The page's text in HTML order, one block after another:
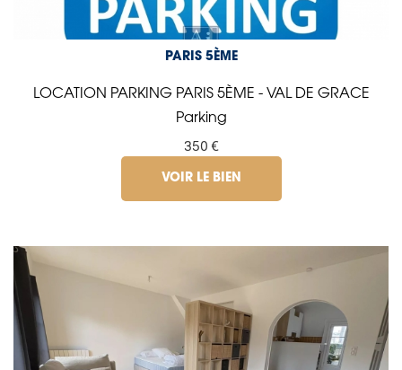
PARIS 5ÈME
LOCATION PARKING PARIS 5ÈME - VAL DE GRACE
Parking
350 €
VOIR LE BIEN